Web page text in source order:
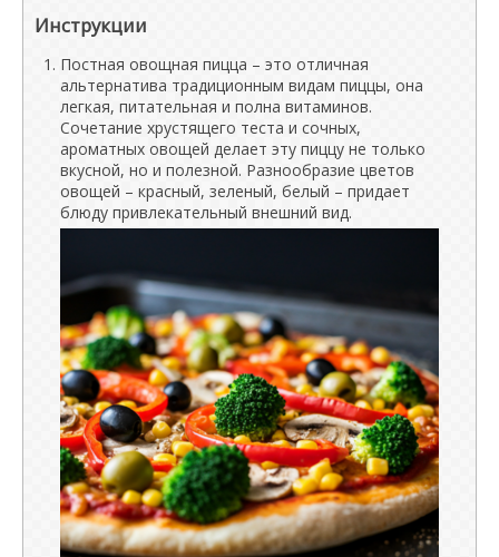
Инструкции
Постная овощная пицца – это отличная
альтернатива традиционным видам пиццы, она
легкая, питательная и полна витаминов.
Сочетание хрустящего теста и сочных,
ароматных овощей делает эту пиццу не только
вкусной, но и полезной. Разнообразие цветов
овощей – красный, зеленый, белый – придает
блюду привлекательный внешний вид.